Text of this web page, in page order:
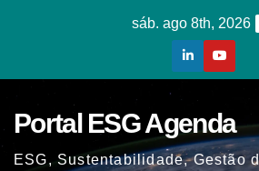
sáb. ago 8th, 2026
Portal ESG Agenda
ESG, Sustentabilidade, Gestão